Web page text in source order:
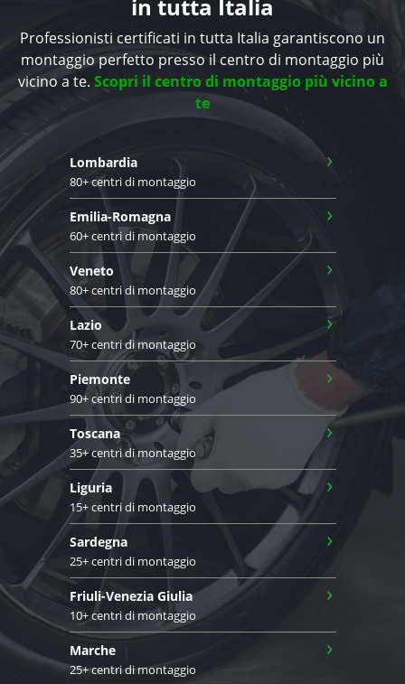
in tutta Italia
Professionisti certificati in tutta Italia garantiscono un
montaggio perfetto presso il centro di montaggio più
vicino a te. Scopri il centro di montaggio più vicino a
te
Lombardia
80+ centri di montaggio
›
Emilia-Romagna
60+ centri di montaggio
›
Veneto
80+ centri di montaggio
›
Lazio
70+ centri di montaggio
›
Piemonte
90+ centri di montaggio
›
Toscana
35+ centri di montaggio
›
Liguria
15+ centri di montaggio
›
Sardegna
25+ centri di montaggio
›
Friuli-Venezia Giulia
10+ centri di montaggio
›
Marche
25+ centri di montaggio
›